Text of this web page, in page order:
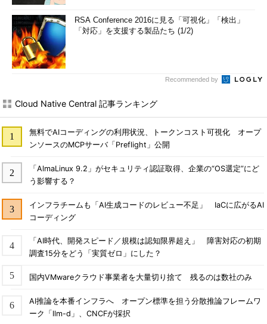
RSA Conference 2016に見る「可視化」「検出」
「対応」を支援する製品たち (1/2)
Recommended by
Cloud Native Central 記事ランキング
無料でAIコーディングの利用状況、トークンコスト可視化 オープ
ンソースのMCPサーバ「Preflight」公開
「AlmaLinux 9.2」がセキュリティ認証取得、企業の“OS選定”にど
う影響する？
インフラチームも「AI生成コードのレビュー不足」 IaCに広がるAI
コーディング
「AI時代、開発スピード／規模は認知限界超え」 障害対応の初期
調査15分をどう「実質ゼロ」にした？
国内VMwareクラウド事業者を大量切り捨て 残るのは数社のみ
AI推論を本番インフラへ オープン標準を担う分散推論フレームワ
ーク「llm-d」、CNCFが採択